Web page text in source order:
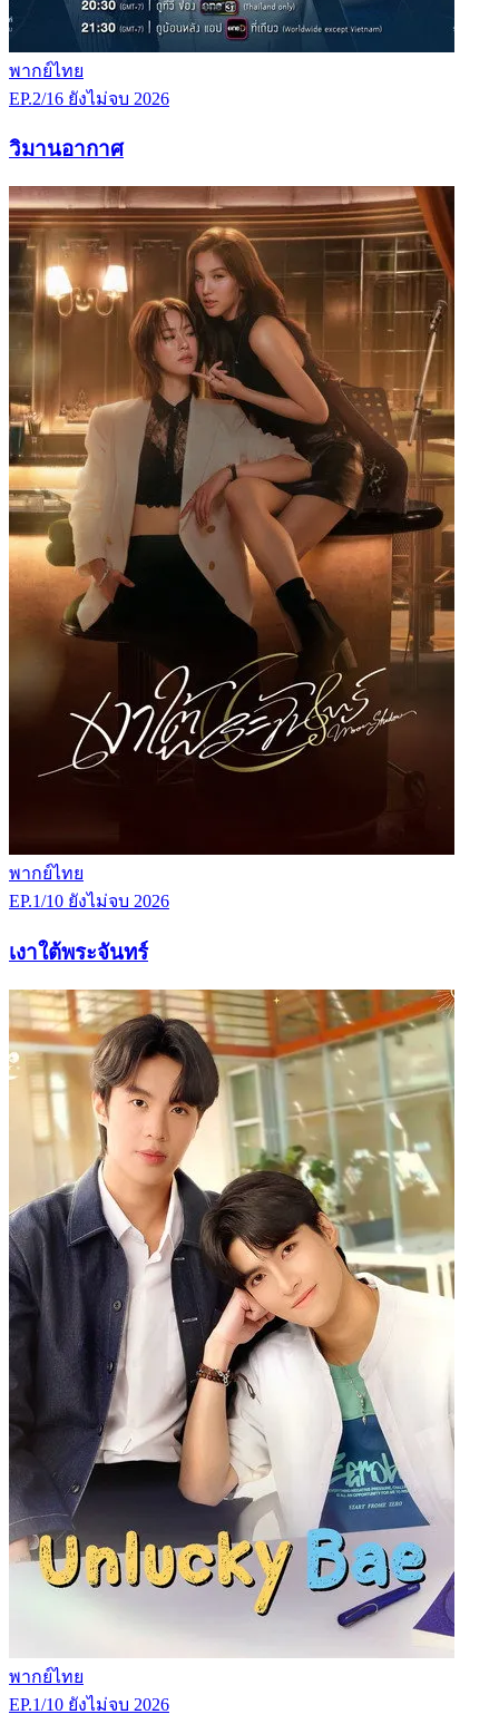
พากย์ไทย
EP.2/16 ยังไม่จบ 2026
วิมานอากาศ
พากย์ไทย
EP.1/10 ยังไม่จบ 2026
เงาใต้พระจันทร์
พากย์ไทย
EP.1/10 ยังไม่จบ 2026